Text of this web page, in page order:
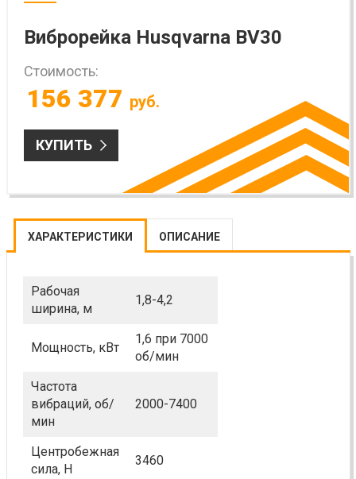
Виброрейка Husqvarna BV30
Стоимость:
156 377 руб.
КУПИТЬ
ХАРАКТЕРИСТИКИ ОПИСАНИЕ
Рабочая
ширина, м
1,8-4,2
Мощность, кВт
1,6 при 7000
об/мин
Частота
вибраций, об/
мин
2000-7400
Центробежная
сила, Н
3460